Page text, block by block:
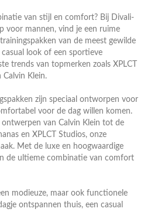
van stijl en comfort? Bij Divali-
voor mannen, vind je een ruime
van de meest gewilde
look of een sportieve
trends van topmerken zoals XPLCT
Calvin Klein.
zijn speciaal ontworpen voor
voor de dag willen komen.
van Calvin Klein tot de
en XPLCT Studios, onze
Met de luxe en hoogwaardige
de ultieme combinatie van comfort
modieuze, maar ook functionele
ontspannen thuis, een casual